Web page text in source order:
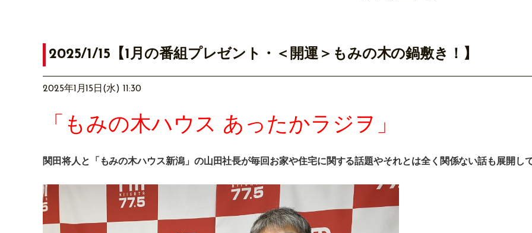
2025/1/15【1月の番組プレゼント・＜開運＞もみの木の鍋敷き！】
2025年1月15日(水) 11:30
「もみの木ハウス あったかラジヲ」
関田将人と「もみの木ハウス新潟」の山田社長が毎回 お家や住宅に関する話題やそれとは全く関係ない話も展開し